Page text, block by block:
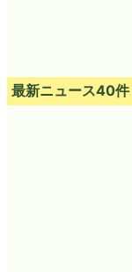
最新ニュース40件